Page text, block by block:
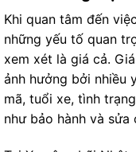
Khi quan tâm đến
những yếu tố quan
xem xét là giá cả.
ảnh hưởng bởi nhiều
mã, tuổi xe, tình
như bảo hành và sửa